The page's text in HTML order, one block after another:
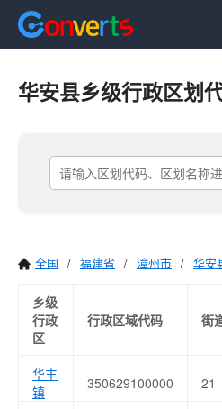
华安县乡级行政区划
全国 / 福建省 / 漳州市 / 华安
乡级
行政
区
行政区域代码 街
华丰
镇
350629100000 21